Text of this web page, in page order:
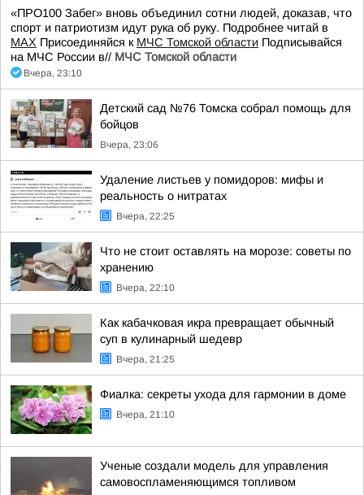
«ПРО100 Забег» вновь объединил сотни людей, доказав, что
спорт и патриотизм идут рука об руку. Подробнее читай в
МАХ Присоединяйся к МЧС Томской области Подписывайся
на МЧС России в// МЧС Томской области
Вчера, 23:10
Детский сад №76 Томска собрал помощь для
бойцов
Вчера, 23:06
Удаление листьев у помидоров: мифы и
реальность о нитратах
Вчера, 22:25
Что не стоит оставлять на морозе: советы по
хранению
Вчера, 22:10
Как кабачковая икра превращает обычный
суп в кулинарный шедевр
Вчера, 21:25
Фиалка: секреты ухода для гармонии в доме
Вчера, 21:10
Ученые создали модель для управления
самовоспламеняющимся топливом